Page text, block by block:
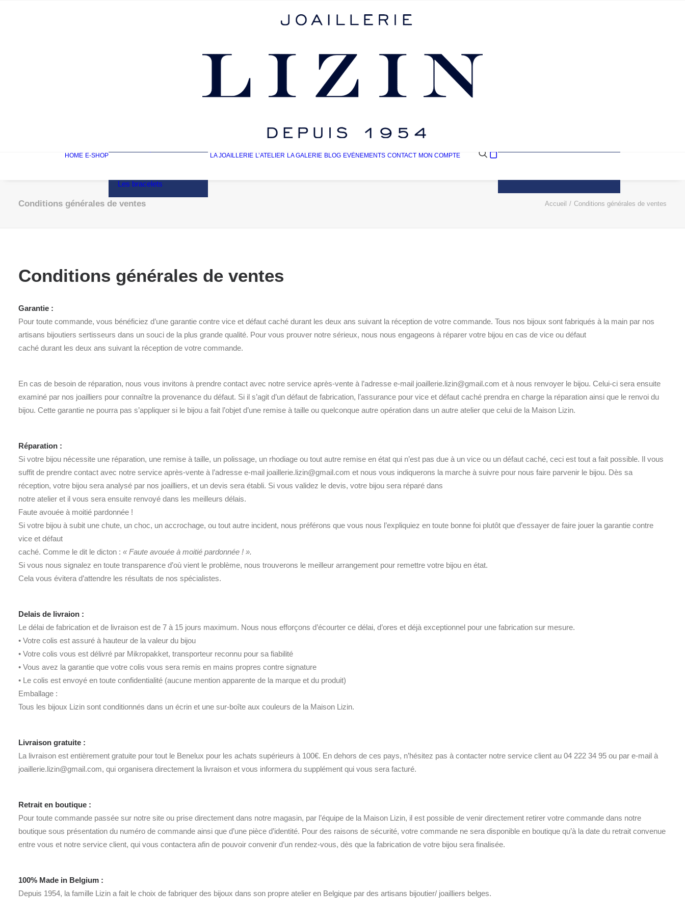
HOME E-SHOP
Les bracelets
LA JOAILLERIE L’ATELIER LA GALERIE BLOG EVÈNEMENTS CONTACT MON COMPTE
Conditions générales de ventes Accueil Conditions générales de ventes
Conditions générales de ventes
Garantie :
Pour toute commande, vous bénéficiez d’une garantie contre vice et défaut caché durant les deux ans suivant la réception de votre commande. Tous nos bijoux sont fabriqués à la main par nos
artisans bijoutiers sertisseurs dans un souci de la plus grande qualité. Pour vous prouver notre sérieux, nous nous engageons à réparer votre bijou en cas de vice ou défaut
caché durant les deux ans suivant la réception de votre commande.
En cas de besoin de réparation, nous vous invitons à prendre contact avec notre service après-vente à l’adresse e-mail joaillerie.lizin@gmail.com et à nous renvoyer le bijou. Celui-ci sera ensuite
examiné par nos joailliers pour connaître la provenance du défaut. Si il s’agit d’un défaut de fabrication, l’assurance pour vice et défaut caché prendra en charge la réparation ainsi que le renvoi du
bijou. Cette garantie ne pourra pas s’appliquer si le bijou a fait l’objet d’une remise à taille ou quelconque autre opération dans un autre atelier que celui de la Maison Lizin.
Réparation :
Si votre bijou nécessite une réparation, une remise à taille, un polissage, un rhodiage ou tout autre remise en état qui n’est pas due à un vice ou un défaut caché, ceci est tout a fait possible. Il vous
suffit de prendre contact avec notre service après-vente à l’adresse e-mail joaillerie.lizin@gmail.com et nous vous indiquerons la marche à suivre pour nous faire parvenir le bijou. Dès sa
réception, votre bijou sera analysé par nos joailliers, et un devis sera établi. Si vous validez le devis, votre bijou sera réparé dans
notre atelier et il vous sera ensuite renvoyé dans les meilleurs délais.
Faute avouée à moitié pardonnée !
Si votre bijou à subit une chute, un choc, un accrochage, ou tout autre incident, nous préférons que vous nous l’expliquiez en toute bonne foi plutôt que d’essayer de faire jouer la garantie contre
vice et défaut
caché. Comme le dit le dicton : « Faute avouée à moitié pardonnée ! ».
Si vous nous signalez en toute transparence d’où vient le problème, nous trouverons le meilleur arrangement pour remettre votre bijou en état.
Cela vous évitera d’attendre les résultats de nos spécialistes.
Delais de livraion :
Le délai de fabrication et de livraison est de 7 à 15 jours maximum. Nous nous efforçons d’écourter ce délai, d’ores et déjà exceptionnel pour une fabrication sur mesure.
• Votre colis est assuré à hauteur de la valeur du bijou
• Votre colis vous est délivré par Mikropakket, transporteur reconnu pour sa fiabilité
• Vous avez la garantie que votre colis vous sera remis en mains propres contre signature
• Le colis est envoyé en toute confidentialité (aucune mention apparente de la marque et du produit)
Emballage :
Tous les bijoux Lizin sont conditionnés dans un écrin et une sur-boîte aux couleurs de la Maison Lizin.
Livraison gratuite :
La livraison est entièrement gratuite pour tout le Benelux pour les achats supérieurs à 100€. En dehors de ces pays, n’hésitez pas à contacter notre service client au 04 222 34 95 ou par e-mail à
joaillerie.lizin@gmail.com, qui organisera directement la livraison et vous informera du supplément qui vous sera facturé.
Retrait en boutique :
Pour toute commande passée sur notre site ou prise directement dans notre magasin, par l’équipe de la Maison Lizin, il est possible de venir directement retirer votre commande dans notre
boutique sous présentation du numéro de commande ainsi que d’une pièce d’identité. Pour des raisons de sécurité, votre commande ne sera disponible en boutique qu’à la date du retrait convenue
entre vous et notre service client, qui vous contactera afin de pouvoir convenir d’un rendez-vous, dès que la fabrication de votre bijou sera finalisée.
100% Made in Belgium :
Depuis 1954, la famille Lizin a fait le choix de fabriquer des bijoux dans son propre atelier en Belgique par des artisans bijoutier/ joailliers belges.